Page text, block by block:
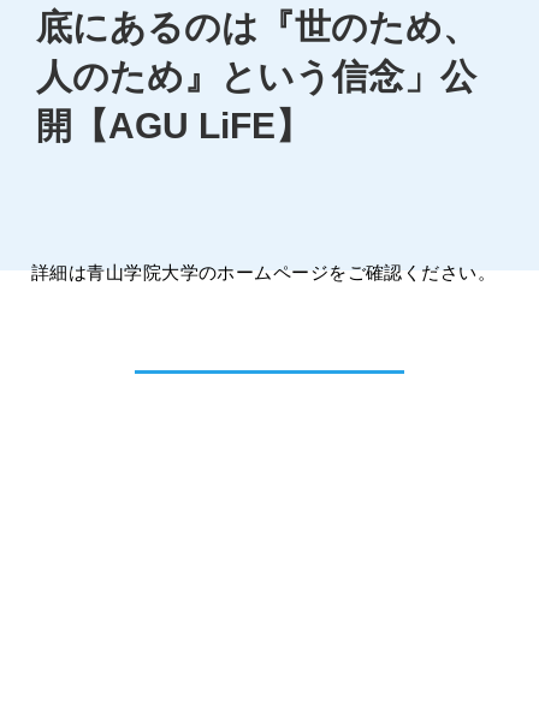
底にあるのは『世のため、
人のため』という信念」公
開【AGU LiFE】
詳細は青山学院大学のホームページをご確認ください。